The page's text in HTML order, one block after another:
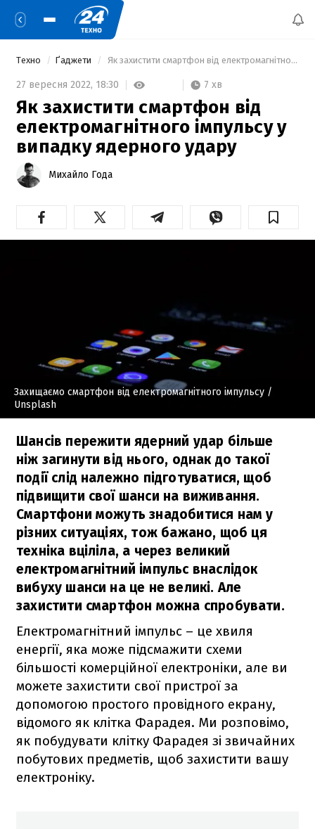
Техно Ґаджети Як захистити смартфон від електромагнітного імпульсу у випадку ядерного удару
27 вересня 2022, 18:30 7 хв
Як захистити смартфон від
електромагнітного імпульсу у
випадку ядерного удару
Михайло Года
Захищаємо смартфон від електромагнітного імпульсу /
Unsplash
Шансів пережити ядерний удар більше
ніж загинути від нього, однак до такої
події слід належно підготуватися, щоб
підвищити свої шанси на виживання.
Смартфони можуть знадобитися нам у
різних ситуаціях, тож бажано, щоб ця
техніка вціліла, а через великий
електромагнітний імпульс внаслідок
вибуху шанси на це не великі. Але
захистити смартфон можна спробувати.
Електромагнітний імпульс – це хвиля
енергії, яка може підсмажити схеми
більшості комерційної електроніки, але ви
можете захистити свої пристрої за
допомогою простого провідного екрану,
відомого як клітка Фарадея. Ми розповімо,
як побудувати клітку Фарадея зі звичайних
побутових предметів, щоб захистити вашу
електроніку.